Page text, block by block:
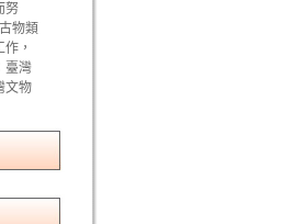
努
物類
，
臺灣
文物